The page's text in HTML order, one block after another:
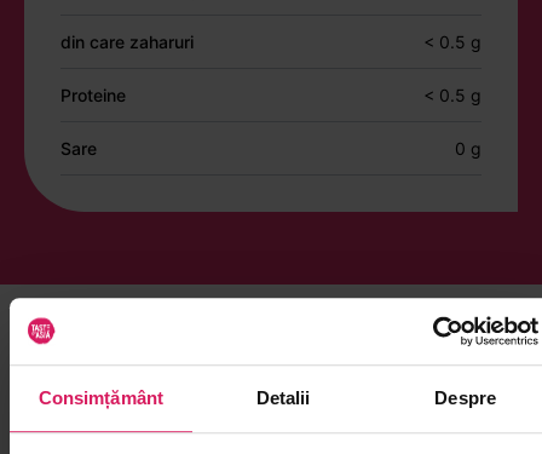
Consimțământ Detalii Despre
din care zaharuri < 0.5 g
Proteine < 0.5 g
Sare 0 g
Îți mai recomandăm și alte produse din